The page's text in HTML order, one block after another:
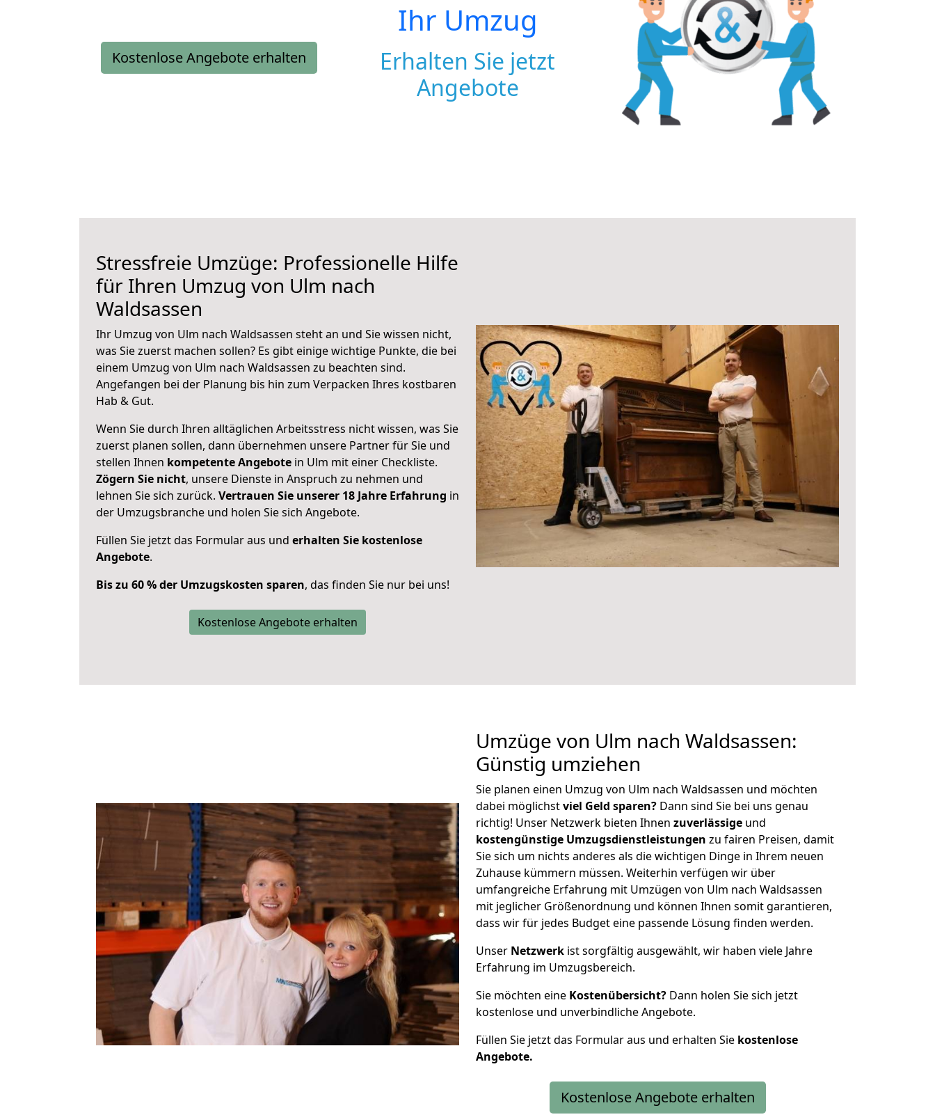
Kostenlose Angebote erhalten
Ihr Umzug
Erhalten Sie jetzt
Angebote
Stressfreie Umzüge: Professionelle Hilfe
für Ihren Umzug von Ulm nach
Waldsassen
Ihr Umzug von Ulm nach Waldsassen steht an und Sie wissen nicht,
was Sie zuerst machen sollen? Es gibt einige wichtige Punkte, die bei
einem Umzug von Ulm nach Waldsassen zu beachten sind.
Angefangen bei der Planung bis hin zum Verpacken Ihres kostbaren
Hab & Gut.
Wenn Sie durch Ihren alltäglichen Arbeitsstress nicht wissen, was Sie
zuerst planen sollen, dann übernehmen unsere Partner für Sie und
stellen Ihnen kompetente Angebote in Ulm mit einer Checkliste.
Zögern Sie nicht, unsere Dienste in Anspruch zu nehmen und
lehnen Sie sich zurück. Vertrauen Sie unserer 18 Jahre Erfahrung in
der Umzugsbranche und holen Sie sich Angebote.
Füllen Sie jetzt das Formular aus und erhalten Sie kostenlose
Angebote.
Bis zu 60 % der Umzugskosten sparen, das finden Sie nur bei uns!
Kostenlose Angebote erhalten
Umzüge von Ulm nach Waldsassen:
Günstig umziehen
Sie planen einen Umzug von Ulm nach Waldsassen und möchten
dabei möglichstviel Geld sparen? Dann sind Sie bei uns genau
richtig! Unser Netzwerk bieten Ihnen zuverlässige und
kostengünstige Umzugsdienstleistungen zu fairen Preisen, damit
Sie sich um nichts anderes als die wichtigen Dinge in Ihrem neuen
Zuhause kümmern müssen. Weiterhin verfügen wir über
umfangreiche Erfahrung mit Umzügen von Ulm nach Waldsassen
mit jeglicher Größenordnung und können Ihnen somit garantieren,
dass wir für jedes Budget eine passende Lösung finden werden.
Unser Netzwerk ist sorgfältig ausgewählt, wir haben viele Jahre
Erfahrung im Umzugsbereich.
Sie möchten eine Kostenübersicht? Dann holen Sie sich jetzt
kostenlose und unverbindliche Angebote.
Füllen Sie jetzt das Formular aus und erhalten Sie kostenlose
Angebote.
Kostenlose Angebote erhalten